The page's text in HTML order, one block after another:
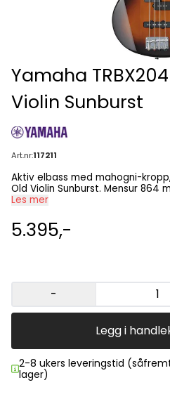
Yamaha
Violin Sunburst
Art.nr:117211
Aktiv elbass med mahogni-
Old Violin Sunburst. Mensur 864
Les mer
5.395,-
-
Legg i
2-8 ukers leveringstid
lager)